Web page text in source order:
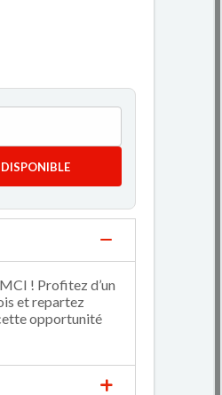
! Profitez d’un
et repartez
opportunité